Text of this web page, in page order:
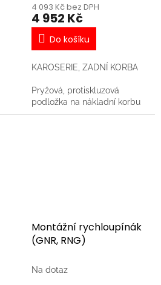
4 093 Kč bez DPH
4 952 Kč
Do košíku
KAROSERIE, ZADNÍ KORBA
Pryžová, protiskluzová
podložka na nákladní korbu
pro stroje Ranger
Montážní rychloupínák
(GNR, RNG)
Na dotaz